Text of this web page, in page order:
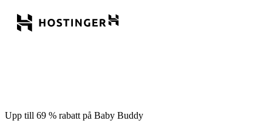
Upp till 69 % rabatt på Baby Buddy